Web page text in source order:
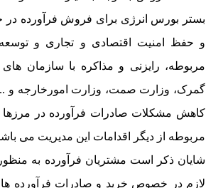
بستر بورس انرژی برای فروش فرآورده در
و حفظ امنیت اقتصادی و تجاری و
مربوطه، رایزنی و مذاکره با سازمان
گمرک، وزارت صمت، وزارت امورخارجه و
کاهش مشکلات صادرات فرآورده در
مربوطه از دیگر اقدامات این مدیریت می
شایان ذکر است مشتریان فرآورده به
لازم در خصوص خرید و صادرات فرآورده